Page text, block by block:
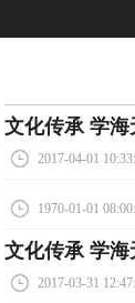
文化传承 学
2017-04-01
1970-01-01
文化传承 学
2017-03-31